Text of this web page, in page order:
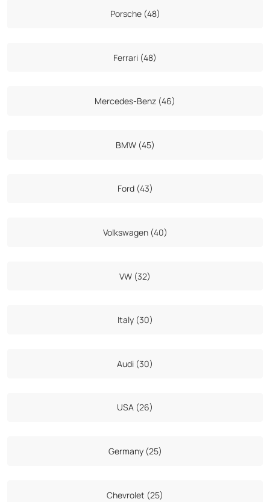
Porsche (48)
Ferrari (48)
Mercedes-Benz (46)
BMW (45)
Ford (43)
Volkswagen (40)
VW (32)
Italy (30)
Audi (30)
USA (26)
Germany (25)
Chevrolet (25)